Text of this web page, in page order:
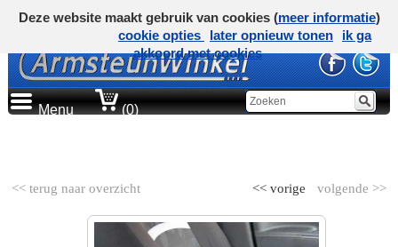
Menu (0)
<< terug naar overzicht volgende >>
<< vorige
Deze website maakt gebruik van cookies (meer informatie)
cookie opties
later opnieuw tonen
ik ga
akkoord met cookies